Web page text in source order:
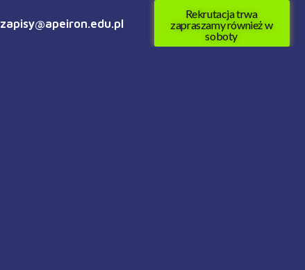
zapisy@apeiron.edu.pl
Rekrutacja trwa
zapraszamy również w
soboty